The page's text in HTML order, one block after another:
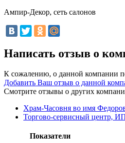
Ампир-Декор, сеть салонов
Написать отзыв о
К сожалению, о данной компании
Добавить Ваш отзыв о данной
Смотрите отзывы о других
Храм-Часовня во имя
Торгово-сервисный центр,
Показатели